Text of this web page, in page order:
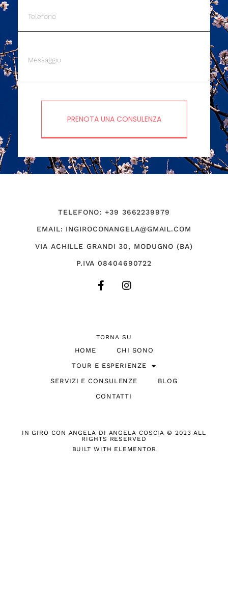
PRENOTA UNA CONSULENZA
TELEFONO: +39 3662239979
EMAIL: INGIROCONANGELA@GMAIL.COM
VIA ACHILLE GRANDI 30, MODUGNO (BA)
P.IVA 08404690722
TORNA SU
HOME
CHI SONO
TOUR E ESPERIENZE
SERVIZI E CONSULENZE
BLOG
CONTATTI
IN GIRO CON ANGELA DI ANGELA COSCIA © 2023 ALL
RIGHTS RESERVED
BUILT WITH ELEMENTOR